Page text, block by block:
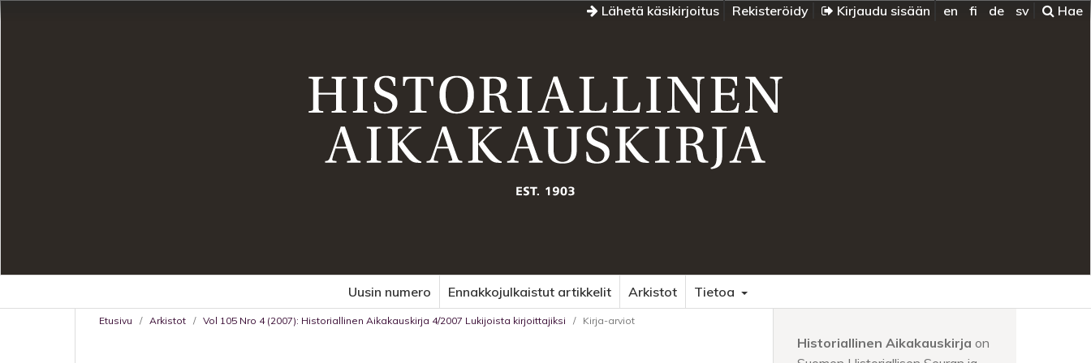
Lähetä käsikirjoitus Rekisteröidy Kirjaudu sisään en fi de sv Hae
Uusin numero Ennakkojulkaistut artikkelit Arkistot Tietoa
Etusivu / Arkistot / Vol 105 Nro 4 (2007): Historiallinen Aikakauskirja 4/2007 Lukijoista kirjoittajiksi / Kirja-arviot
Historiallinen Aikakauskirja on